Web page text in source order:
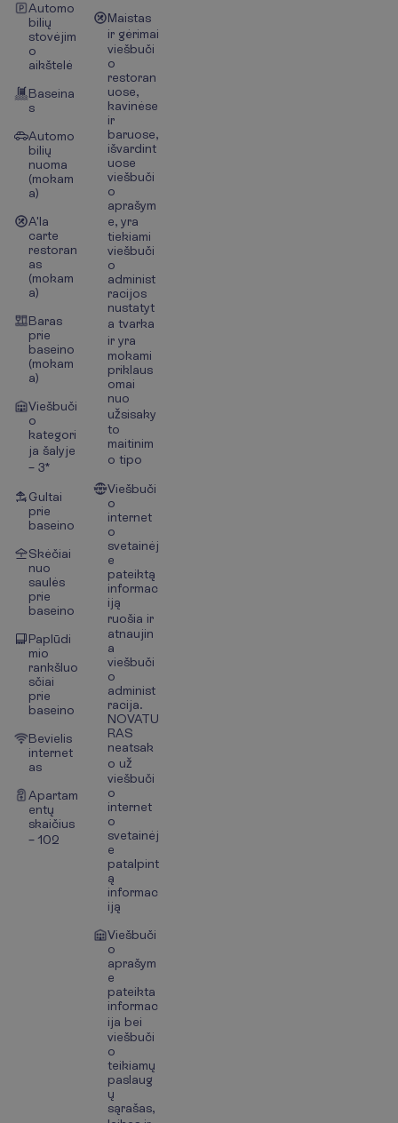
Automo
bilių
stovėjim
o
aikštelė
Baseina
s
Automo
bilių
nuoma
(mokam
a)
A'la
carte
restoran
as
(mokam
a)
Baras
prie
baseino
(mokam
a)
Viešbuči
o
kategori
ja šalyje
– 3*
Gultai
prie
baseino
Skėčiai
nuo
saulės
prie
baseino
Paplūdi
mio
rankšluo
sčiai
prie
baseino
Bevielis
internet
as
Apartam
entų
skaičius
– 102
Maistas
ir gėrimai
viešbuči
o
restoran
uose,
kavinėse
ir
baruose,
išvardint
uose
viešbuči
o
aprašym
e, yra
tiekiami
viešbuči
o
administ
racijos
nustatyt
a tvarka
ir yra
mokami
priklaus
omai
nuo
užsisaky
to
maitinim
o tipo
Viešbuči
o
internet
o
svetainėj
e
pateiktą
informac
iją
ruošia ir
atnaujin
a
viešbuči
o
administ
racija.
NOVATU
RAS
neatsak
o už
viešbuči
o
internet
o
svetainėj
e
patalpint
ą
informac
iją
Viešbuči
o
aprašym
e
pateikta
informac
ija bei
viešbuči
o
teikiamų
paslaug
ų
sąrašas,